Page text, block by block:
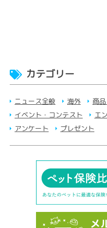
カテゴリー
ニュース全般 海外 商
イベント・コンテスト
エ
アンケート
プレゼント